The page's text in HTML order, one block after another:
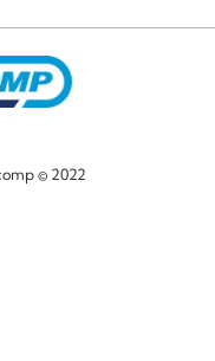
© 2022